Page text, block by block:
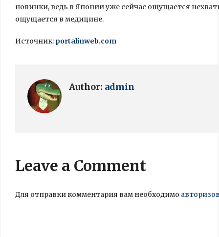
новинки, ведь в Японии уже сейчас ощущается
ощущается в медицине.
Источник: portalinweb.com
Author: admin
Leave a Comment
Для отправки комментария вам необходимо